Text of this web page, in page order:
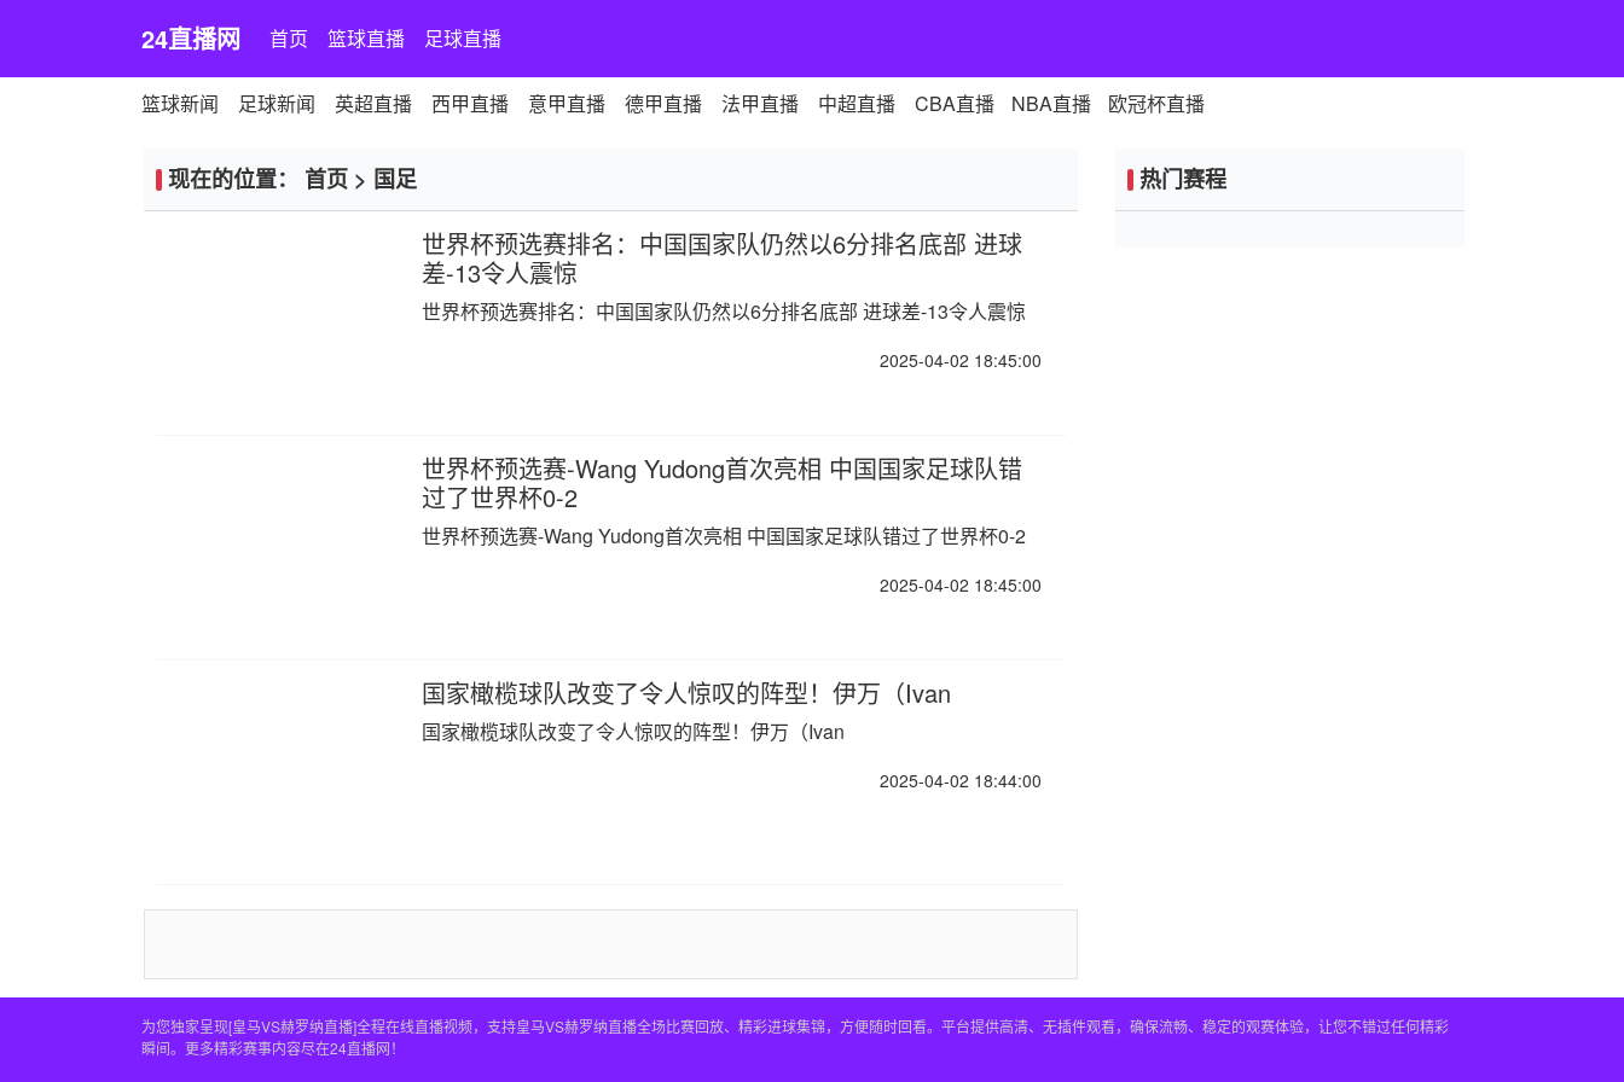
24直播网 首页 篮球直播 足球直播
篮球新闻 足球新闻 英超直播 西甲直播 意甲直播 德甲直播 法甲直播 中超直播 CBA直播 NBA直播 欧冠杯直播
现在的位置： 首页 > 国足
世界杯预选赛排名：中国国家队仍然以6分排名底部 进球
差-13令人震惊
世界杯预选赛排名：中国国家队仍然以6分排名底部 进球差-13令人震惊
2025-04-02 18:45:00
世界杯预选赛-Wang Yudong首次亮相 中国国家足球队错
过了世界杯0-2
世界杯预选赛-Wang Yudong首次亮相 中国国家足球队错过了世界杯0-2
2025-04-02 18:45:00
国家橄榄球队改变了令人惊叹的阵型！伊万（Ivan
国家橄榄球队改变了令人惊叹的阵型！伊万（Ivan
2025-04-02 18:44:00
热门赛程
为您独家呈现[皇马VS赫罗纳直播]全程在线直播视频，支持皇马VS赫罗纳直播全场比赛回放、精彩进球集锦，方便随时回看。平台提供高清、无插件观看，确保流畅、稳定的观赛体验，让您不错过任何精彩
瞬间。更多精彩赛事内容尽在24直播网！